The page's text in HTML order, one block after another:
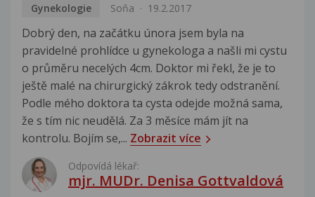
Gynekologie Soňa 19.2.2017
Dobrý den, na začátku února jsem byla na
pravidelné prohlídce u gynekologa a našli mi cystu
o průměru necelých 4cm. Doktor mi řekl, že je to
ještě malé na chirurgický zákrok tedy odstranění.
Podle mého doktora ta cysta odejde možná sama,
že s tím nic neudělá. Za 3 měsíce mám jít na
kontrolu. Bojím se,... Zobrazit více
Odpovídá lékař:
mjr. MUDr. Denisa Gottvaldová